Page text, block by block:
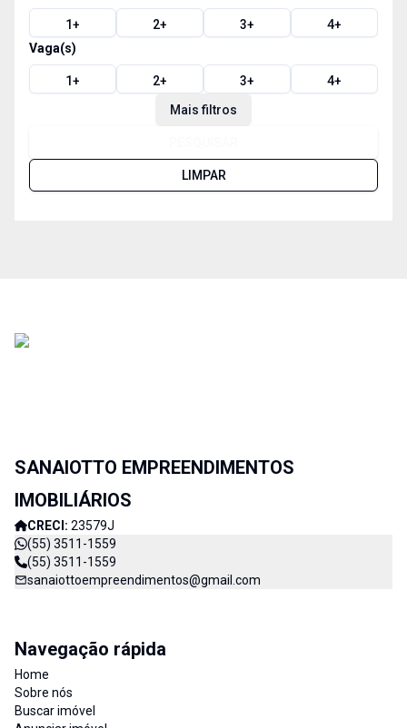
1+ 2+ 3+ 4+
Vaga(s)
1+ 2+ 3+ 4+
Mais filtros
LIMPAR
SANAIOTTO EMPREENDIMENTOS
IMOBILIÁRIOS
CRECI: 23579J
(55) 3511-1559
(55) 3511-1559
sanaiottoempreendimentos@gmail.com
Navegação rápida
Home
Sobre nós
Buscar imóvel